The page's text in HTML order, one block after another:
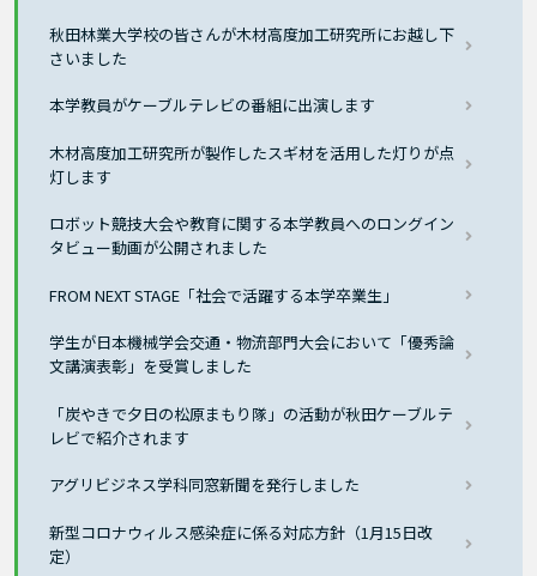
秋田林業大学校の皆さんが木材高度加工研究所にお越し下
さいました
本学教員がケーブルテレビの番組に出演します
木材高度加工研究所が製作したスギ材を活用した灯りが点
灯します
ロボット競技大会や教育に関する本学教員へのロングイン
タビュー動画が公開されました
FROM NEXT STAGE「社会で活躍する本学卒業生」
学生が日本機械学会交通・物流部門大会において「優秀論
文講演表彰」を受賞しました
「炭やきで夕日の松原まもり隊」の活動が秋田ケーブルテ
レビで紹介されます
アグリビジネス学科同窓新聞を発行しました
新型コロナウィルス感染症に係る対応方針（1月15日改
定）